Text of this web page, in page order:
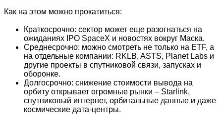
Как на этом можно прокатиться:
Краткосрочно: сектор может еще разогнаться на
ожиданиях IPO SpaceX и новостях вокруг Маска.
Среднесрочно: можно смотреть не только на ETF, а
на отдельные компании: RKLB, ASTS, Planet Labs и
другие проекты в спутниковой связи, запусках и
оборонке.
Долгосрочно: снижение стоимости вывода на
орбиту открывает огромные рынки – Starlink,
спутниковый интернет, орбитальные данные и даже
космические дата-центры.